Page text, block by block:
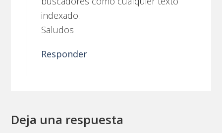
indexado.
Saludos
Responder
Deja una respuesta